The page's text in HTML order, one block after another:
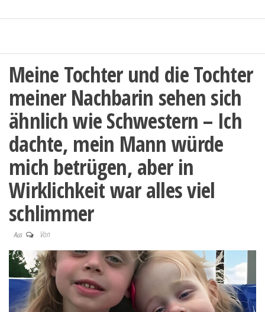
Meine Tochter und die Tochter
meiner Nachbarin sehen sich
ähnlich wie Schwestern – Ich
dachte, mein Mann würde
mich betrügen, aber in
Wirklichkeit war alles viel
schlimmer
Aus Von